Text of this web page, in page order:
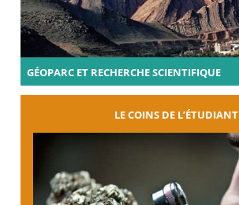
GÉOPARC ET RECHERCHE SCIENTIFIQUE
LE COINS DE L’ÉTUDIANT